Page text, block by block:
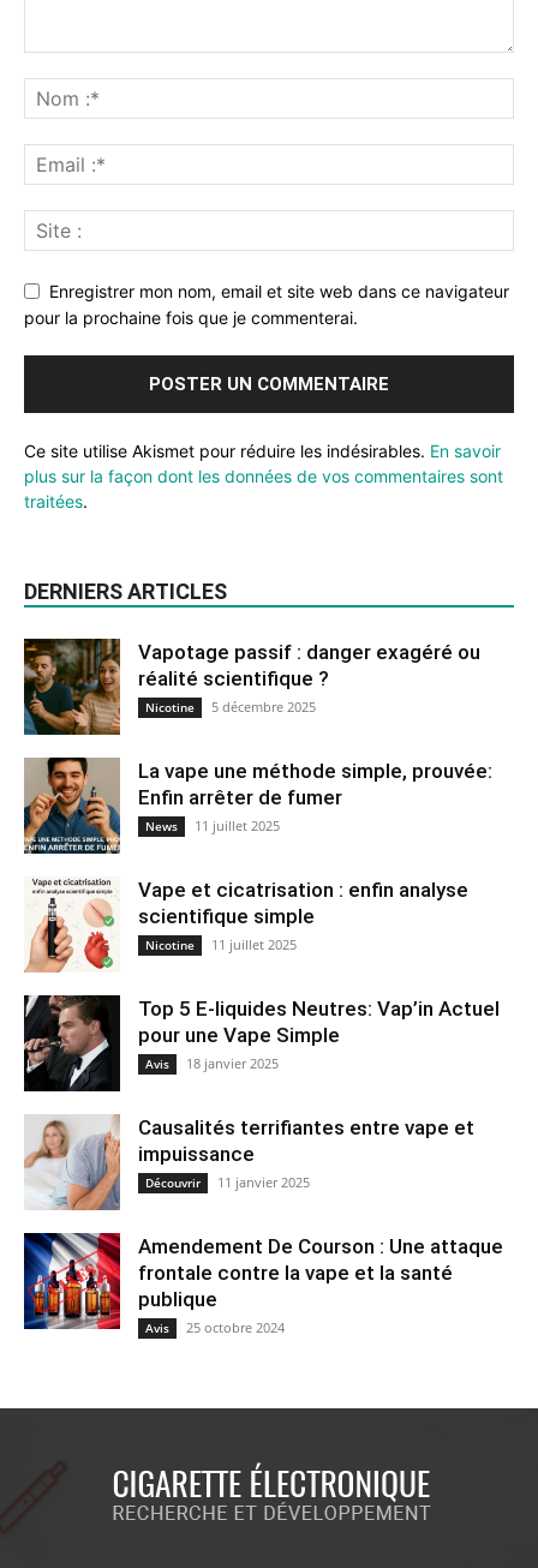
Enregistrer mon nom, email et site web dans ce navigateur
pour la prochaine fois que je commenterai.
Ce site utilise Akismet pour réduire les indésirables. En savoir
plus sur la façon dont les données de vos commentaires sont
traitées.
DERNIERS ARTICLES
Vapotage passif : danger exagéré ou
réalité scientifique ?
Nicotine 5 décembre 2025
La vape une méthode simple, prouvée:
Enfin arrêter de fumer
News 11 juillet 2025
Vape et cicatrisation : enfin analyse
scientifique simple
Nicotine 11 juillet 2025
Top 5 E-liquides Neutres: Vap’in Actuel
pour une Vape Simple
Avis 18 janvier 2025
Causalités terrifiantes entre vape et
impuissance
Découvrir 11 janvier 2025
Amendement De Courson : Une attaque
frontale contre la vape et la santé
publique
Avis 25 octobre 2024